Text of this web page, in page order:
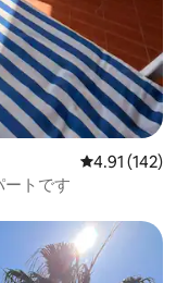
レビュー142
4.91 (142)
トです